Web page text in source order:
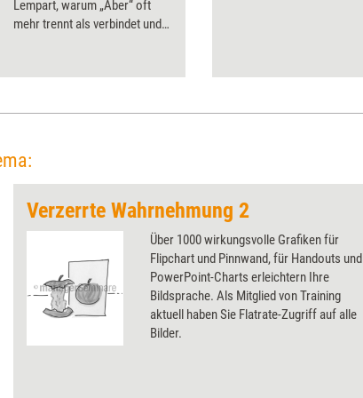
Lempart, warum „Aber“ oft
mehr trennt als verbindet und
Wahl ist.
Verzerrte Wahrnehmung 2
Über 1000 wirkungsvolle Grafiken für
Flipchart und Pinnwand, für Handouts und
PowerPoint-Charts erleichtern Ihre
Bildsprache. Als Mitglied von Training
aktuell haben Sie Flatrate-Zugriff auf alle
Bilder.